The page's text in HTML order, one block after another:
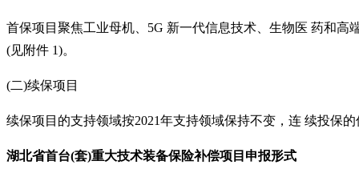
首保项目聚焦工业母机、 5G 新一代信息技术、生物医 药和高
(见附件 1)。
(二)续保项目
续保项目的支持领域按2021年支持领域保持不变，连 续投保
湖北省首台(套)重大技术装备保险补偿项目申报形式